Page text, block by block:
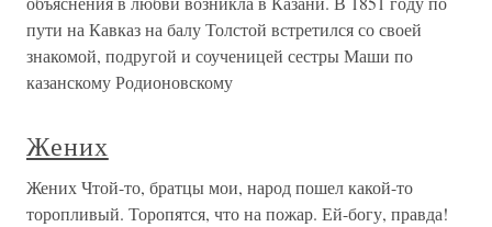
пути на Кавказ на балу Толстой встретился со своей
знакомой, подругой и соученицей сестры Маши по
казанскому Родионовскому
Жених
Жених Чтой-то, братцы мои, народ пошел какой-то
торопливый. Торопятся, что на пожар. Ей-богу, правда!